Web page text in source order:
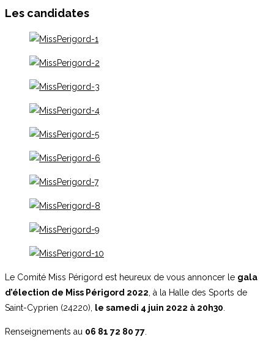
Les candidates
Le Comité Miss Périgord est heureux de vous annoncer le gala
d’élection de Miss Périgord 2022 , à la Halle des Sports de
Saint-Cyprien (24220),
le samedi 4 juin 2022 à 20h30
Renseignements au 06 81 72 80 77